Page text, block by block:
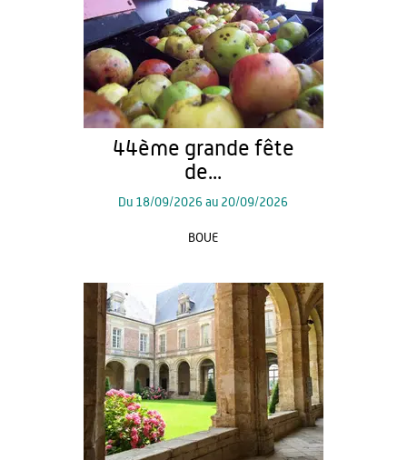
44ème grande fête
de...
Du 18/09/2026 au 20/09/2026
BOUE